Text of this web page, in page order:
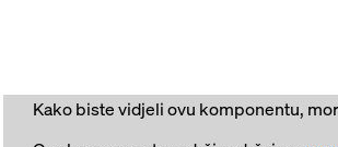
Kako biste vidjeli ovu komponentu,